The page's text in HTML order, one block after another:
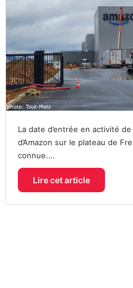
La date d’entrée en activité
d’Amazon sur le plateau de
connue.…
Lire cet article